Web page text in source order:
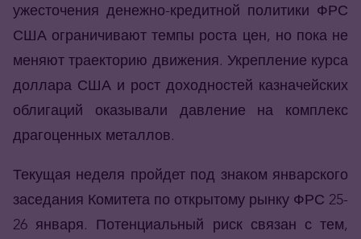
ужесточения денежно-кредитной политики ФРС
США ограничивают темпы роста цен, но пока не
меняют траекторию движения. Укрепление курса
доллара США и рост доходностей казначейских
облигаций оказывали давление на комплекс
драгоценных металлов.
Текущая неделя пройдет под знаком январского
заседания Комитета по открытому рынку ФРС 25-
26 января. Потенциальный риск связан с тем,